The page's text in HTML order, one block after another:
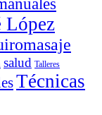
López
salud Talleres
Técnicas